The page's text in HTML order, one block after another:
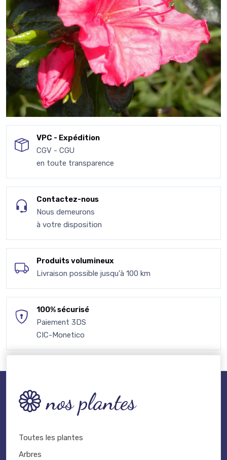
VPC - Expédition
CGV - CGU
en toute transparence
Contactez-nous
Nous demeurons
à votre disposition
Produits volumineux
Livraison possible jusqu'à 100 km
100% sécurisé
Paiement 3DS
CIC-Monetico
nos plantes
Toutes les plantes
Arbres